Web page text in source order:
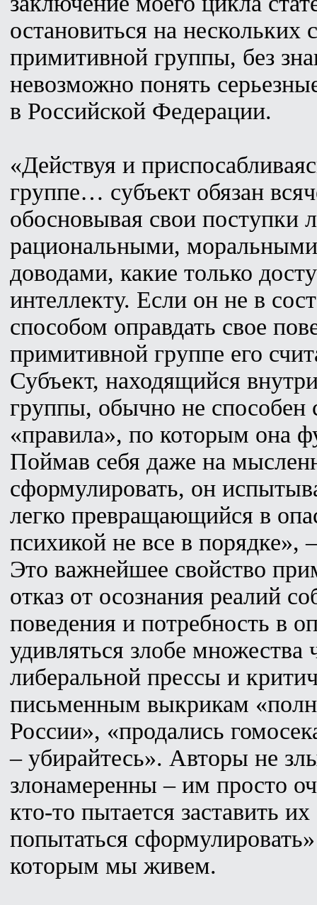
остановиться на нескольких
примитивной группы, без
невозможно понять
в Российской Федерации.
«Действуя и
группе… субъект обязан
обосновывая свои поступки
рациональными,
доводами, какие только
интеллекту. Если он не в
способом оправдать свое
примитивной группе его
Субъект, находящийся
группы, обычно не способен
«правила», по которым она
Поймав себя даже на
сформулировать, он
легко превращающийся в
психикой не все в порядке»,
Это важнейшее свойство
отказ от осознания реалий
поведения и потребность в
удивляться злобе множества
либеральной прессы и
письменным выкрикам
России», «продались
– убирайтесь». Авторы не
злонамеренны – им просто
кто-то пытается заставить
попытаться
которым мы живем.